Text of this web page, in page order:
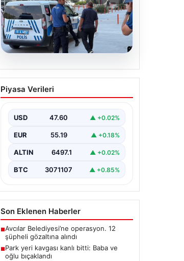
05.08.2026
Park yeri kavgası kanlı
bitti: Baba ve oğlu
Piyasa Verileri
USD 47.60 ▲ +0.02%
EUR 55.19 ▲ +0.18%
ALTIN 6497.1 ▲ +0.02%
BTC 3071107 ▲ +0.85%
Son Eklenen Haberler
■Avcılar Belediyesi’ne operasyon. 12
şüpheli gözaltına alındı
■Park yeri kavgası kanlı bitti: Baba ve
oğlu bıçaklandı